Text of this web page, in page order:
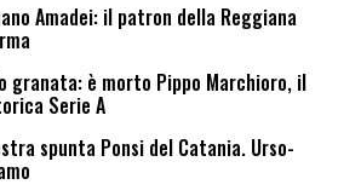
Amadei: il patron della Reggiana
granata: è morto Pippo Marchioro, il
Serie A
spunta Ponsi del Catania. Urso-